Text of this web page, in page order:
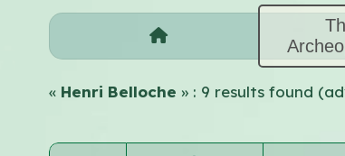
«Henri Belloche » : 9 results found